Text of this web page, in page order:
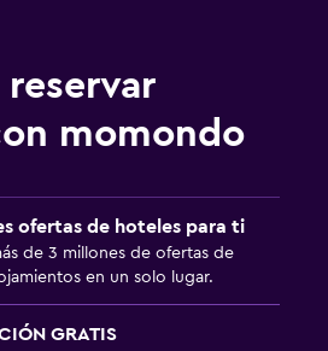
momondo
ofertas de hoteles para ti
de 3 millones de ofertas de
en un solo lugar.
GRATIS